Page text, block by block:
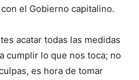
el Gobierno capitalino.
acatar todas las medidas
cumplir lo que nos toca; no
es hora de tomar